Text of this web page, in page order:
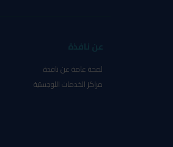
عن نافذة
لمحة عامة عن نافذة
مراكز الخدمات اللوجستية